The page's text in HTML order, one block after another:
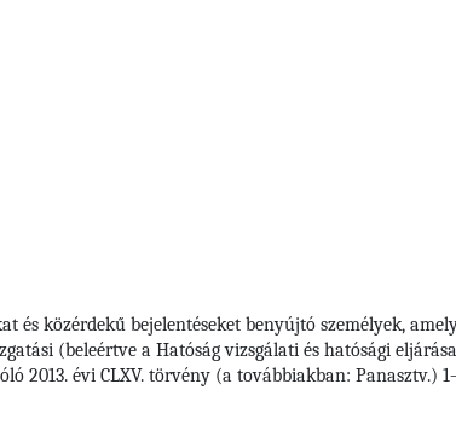
és közérdekű bejelentéseket benyújtó személyek,
(beleértve a Hatóság vizsgálati és hatósági
2013. évi CLXV. törvény (a továbbiakban: Panasztv.)